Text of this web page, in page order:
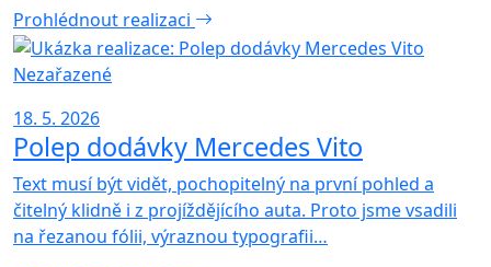
Prohlédnout realizaci
Nezařazené
18. 5. 2026
Polep dodávky Mercedes Vito
Text musí být vidět, pochopitelný na první pohled a
čitelný klidně i z projíždějícího auta. Proto jsme vsadili
na řezanou fólii, výraznou typografii…